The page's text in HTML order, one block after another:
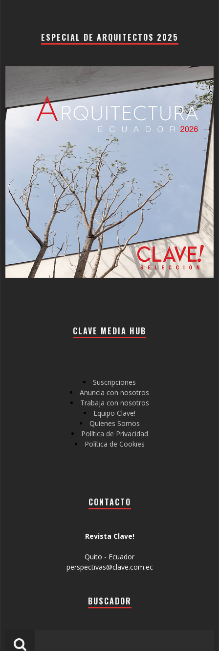
ESPECIAL DE ARQUITECTOS 2025
CLAVE MEDIA HUB
Suscripciones
Anuncia con nosotros
Trabaja con nosotros
Equipo Clave!
Quienes Somos
Política de Privacidad
Política de Cookies
CONTACTO
Revista Clave!
Quito - Ecuador
perspectivas@clave.com.ec
BUSCADOR